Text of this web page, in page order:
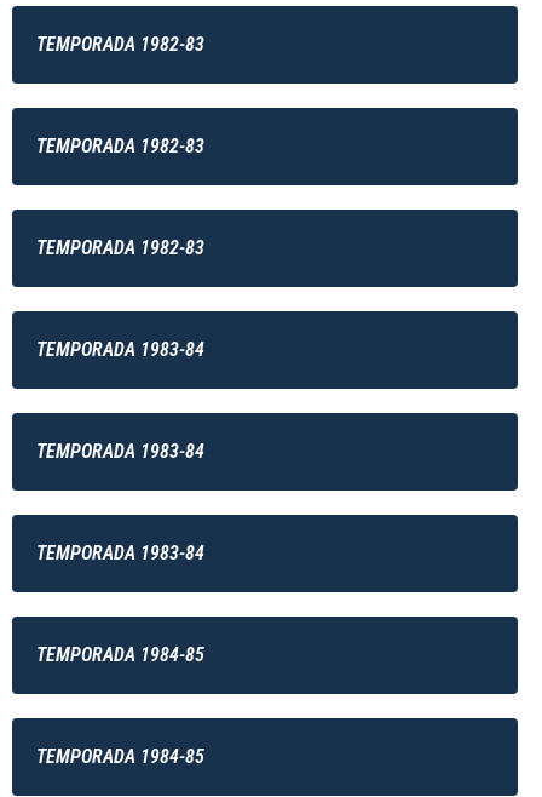
TEMPORADA 1982-83
TEMPORADA 1982-83
TEMPORADA 1982-83
TEMPORADA 1983-84
TEMPORADA 1983-84
TEMPORADA 1983-84
TEMPORADA 1984-85
TEMPORADA 1984-85